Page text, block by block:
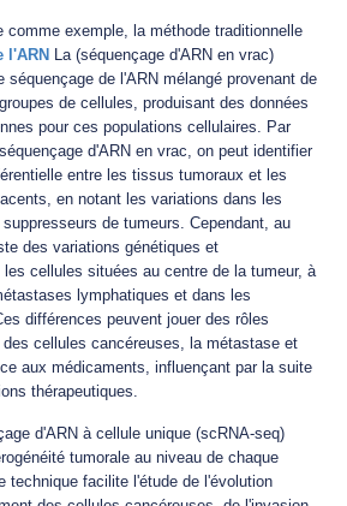
comme exemple, la méthode traditionnelle
l'ARN La (séquençage d'ARN en vrac)
séquençage de l'ARN mélangé provenant de
de cellules, produisant des données
pour ces populations cellulaires. Par
d'ARN en vrac, on peut identifier
entre les tissus tumoraux et les
en notant les variations dans les
de tumeurs. Cependant, au
des variations génétiques et
cellules situées au centre de la tumeur, à
lymphatiques et dans les
différences peuvent jouer des rôles
cellules cancéreuses, la métastase et
aux médicaments, influençant par la suite
thérapeutiques.
d'ARN à cellule unique (scRNA-seq)
tumorale au niveau de chaque
technique facilite l'étude de l'évolution